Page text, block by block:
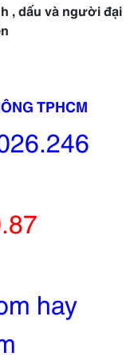
, dấu và người đại
TPHCM
hay